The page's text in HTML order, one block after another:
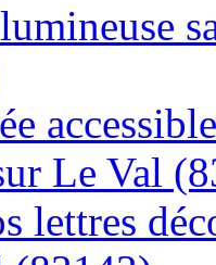
Le Val
lettres